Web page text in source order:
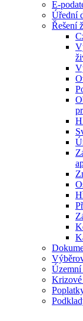
E-
Úřední
Řešení
Krizové